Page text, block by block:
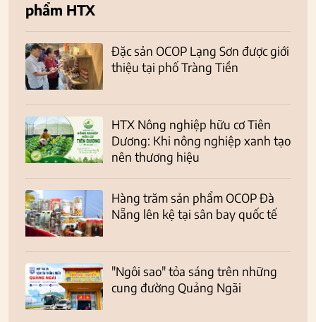
phẩm HTX
Đặc sản OCOP Lạng Sơn được giới
thiệu tại phố Tràng Tiền
HTX Nông nghiệp hữu cơ Tiên
Dương: Khi nông nghiệp xanh tạo
nên thương hiệu
Hàng trăm sản phẩm OCOP Đà
Nẵng lên kệ tại sân bay quốc tế
"Ngôi sao" tỏa sáng trên những
cung đường Quảng Ngãi